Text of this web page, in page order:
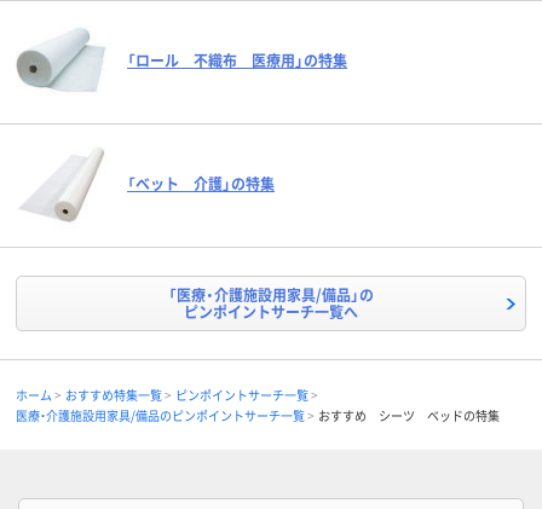
「ロール 不織布 医療用」の特集
「ベット 介護」の特集
「医療・介護施設用家具/備品」の
ピンポイントサーチ一覧へ
ホーム おすすめ特集一覧
ピンポイントサーチ一覧
医療・介護施設用家具/備品のピンポイントサーチ一覧
おすすめ シーツ ベッドの特集